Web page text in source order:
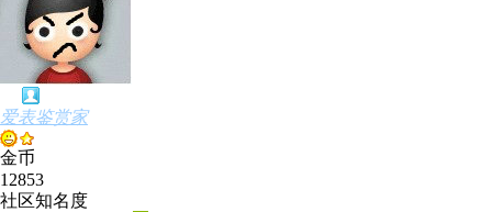
爱表鉴赏家
金币
12853
社区知名度